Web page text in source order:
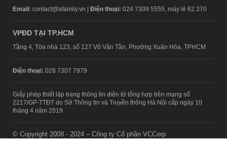
Email: contact@afamily.vn | Điện thoại: 024 7309 5555, máy lẻ 62.370
VPĐD TẠI TP.HCM
Tầng 4, Tòa nhà 123, số 127 Võ Văn Tần, Phường Xuân Hòa, TPHCM
Điện thoại: 028 7307 7979
Giấy phép thiết lập trang thông tin điện tử tổng hợp trên mạng số
2217/GP-TTĐT do Sở Thông tin và Truyền thông Hà Nội cấp ngày 10
tháng 4 năm 2019
© Copyright 2008 - 2024 – Công ty Cổ phần VCCorp